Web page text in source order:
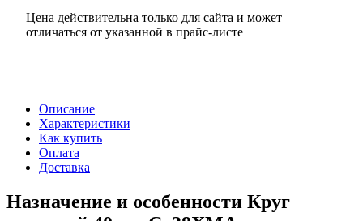
Цена действительна только для сайта и может
отличаться от указанной в прайс-листе
Описание
Характеристики
Как купить
Оплата
Доставка
Назначение и особенности Круг